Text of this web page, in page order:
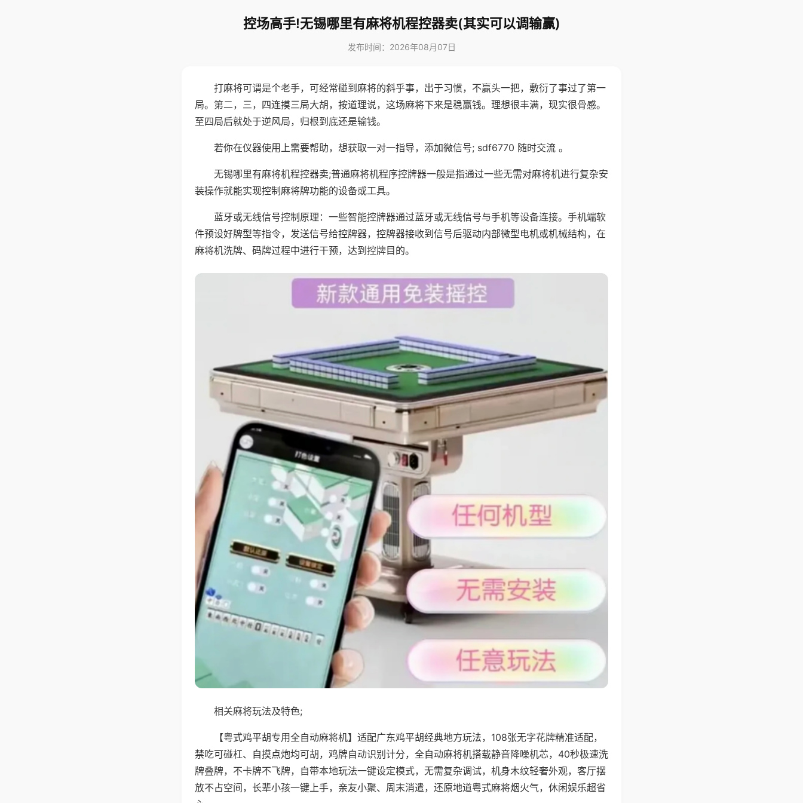
控场高手!无锡哪里有麻将机程控器卖(其实可以调输赢)
发布时间：2026年08月07日
打麻将可谓是个老手，可经常碰到麻将的斜乎事，出于习惯，不赢头一把，敷衍了事过了第一
局。第二，三，四连摸三局大胡，按道理说，这场麻将下来是稳赢钱。理想很丰满，现实很骨感。
至四局后就处于逆风局，归根到底还是输钱。
若你在仪器使用上需要帮助，想获取一对一指导，添加微信号; sdf6770 随时交流 。
无锡哪里有麻将机程控器卖;普通麻将机程序控牌器一般是指通过一些无需对麻将机进行复杂安
装操作就能实现控制麻将牌功能的设备或工具。
蓝牙或无线信号控制原理：一些智能控牌器通过蓝牙或无线信号与手机等设备连接。手机端软
件预设好牌型等指令，发送信号给控牌器，控牌器接收到信号后驱动内部微型电机或机械结构，在
麻将机洗牌、码牌过程中进行干预，达到控牌目的。
相关麻将玩法及特色;
【粤式鸡平胡专用全自动麻将机】适配广东鸡平胡经典地方玩法，108张无字花牌精准适配，
禁吃可碰杠、自摸点炮均可胡，鸡牌自动识别计分，全自动麻将机搭载静音降噪机芯，40秒极速洗
牌叠牌，不卡牌不飞牌，自带本地玩法一键设定模式，无需复杂调试，机身木纹轻奢外观，客厅摆
放不占空间，长辈小孩一键上手，亲友小聚、周末消遣，还原地道粤式麻将烟火气，休闲娱乐超省